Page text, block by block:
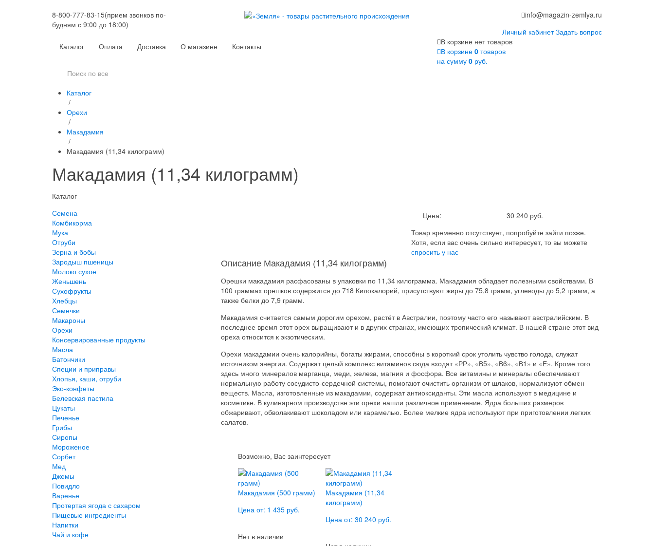
8-800-777-83-15(прием звонков по-
будням с 9:00 до 18:00)
info@magazin-zemlya.ru
Личный кабинет Задать вопрос
Каталог
Оплата Доставка О магазине Контакты
В корзине нет товаров
В корзине 0 товаров
на сумму 0 руб.
Каталог
/
Орехи
/
Макадамия
/
Макадамия (11,34 килограмм)
Макадамия (11,34 килограмм)
Каталог
Семена
Комбикорма
Мука
Отруби
Зерна и бобы
Зародыш пшеницы
Молоко сухое
Женьшень
Сухофрукты
Хлебцы
Семечки
Макароны
Орехи
Консервированные продукты
Масла
Батончики
Специи и приправы
Хлопья, каши, отруби
Эко-конфеты
Белевская пастила
Цукаты
Печенье
Грибы
Сиропы
Мороженое
Сорбет
Мед
Джемы
Повидло
Варенье
Протертая ягода с сахаром
Пищевые ингредиенты
Напитки
Чай и кофе
Цена:
30 240 руб.
Товар временно отсутствует, попробуйте зайти позже.
Хотя, если вас очень сильно интересует, то вы можете
спросить у нас
Описание Макадамия (11,34 килограмм)
Орешки макадамия расфасованы в упаковки по 11,34 килограмма. Макадамия обладает полезными свойствами. В
100 граммах орешков содержится до 718 Килокалорий, присутствуют жиры до 75,8 грамм, углеводы до 5,2 грамм, а
также белки до 7,9 грамм.
Макадамия считается самым дорогим орехом, растёт в Австралии, поэтому часто его называют австралийским. В
последнее время этот орех выращивают и в других странах, имеющих тропический климат. В нашей стране этот вид
ореха относится к экзотическим.
Орехи макадамии очень калорийны, богаты жирами, способны в короткий срок утолить чувство голода, служат
источником энергии. Содержат целый комплекс витаминов сюда входят «РР», «В5», «В6», «В1» и «Е». Кроме того
здесь много минералов марганца, меди, железа, магния и фосфора. Все витамины и минералы обеспечивают
нормальную работу сосудисто-сердечной системы, помогают очистить организм от шлаков, нормализуют обмен
веществ. Масла, изготовленные из макадамии, содержат антиоксиданты. Эти масла используют в медицине и
косметике. В кулинарном производстве эти орехи нашли различное применение. Ядра больших размеров
обжаривают, обволакивают шоколадом или карамелью. Более мелкие ядра используют при приготовлении легких
салатов.
Возможно, Вас заинтересует
Макадамия (500 грамм)
Цена от: 1 435 руб.
Нет в наличии
Макадамия (11,34
килограмм)
Цена от: 30 240 руб.